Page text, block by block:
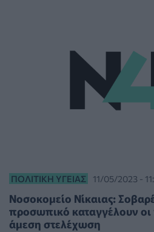
ΠΟΛΙΤΙΚΉ ΥΓΕΊΑΣ 11/05/2023 -
Νοσοκομείο Νίκαιας:
προσωπικό καταγγέλουν οι
άμεση στελέχωση